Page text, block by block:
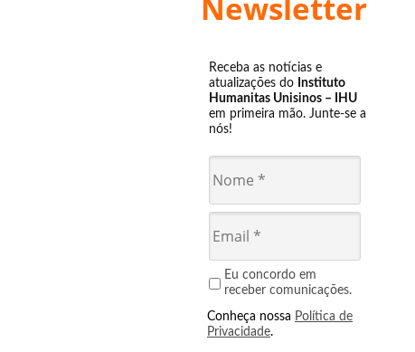
Newsletter
Receba as notícias e
atualizações do Instituto
Humanitas Unisinos – IHU
em primeira mão. Junte-se a
nós!
Eu concordo em
receber comunicações.
Conheça nossa Política de
Privacidade.